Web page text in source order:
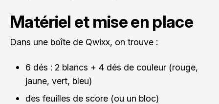
Matériel et mise en place
Dans une boîte de Qwixx, on trouve :
6 dés : 2 blancs + 4 dés de couleur (rouge,
jaune, vert, bleu)
des feuilles de score (ou un bloc)